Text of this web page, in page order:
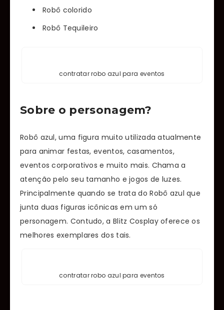
Robô colorido
Robô Tequileiro
contratar robo azul para eventos
Sobre o personagem?
Robô azul, uma figura muito utilizada atualmente
para animar festas, eventos, casamentos,
eventos corporativos e muito mais. Chama a
atenção pelo seu tamanho e jogos de luzes.
Principalmente quando se trata do Robô azul que
junta duas figuras icônicas em um só
personagem. Contudo, a Blitz Cosplay oferece os
melhores exemplares dos tais.
contratar robo azul para eventos